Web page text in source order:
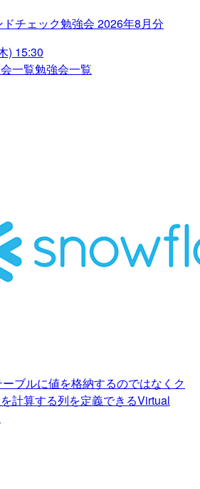
チェック勉強会 2026年8月分
) 15:30
一覧勉強会一覧
ブルに値を格納するのではなくク
計算する列を定義できるVirtual